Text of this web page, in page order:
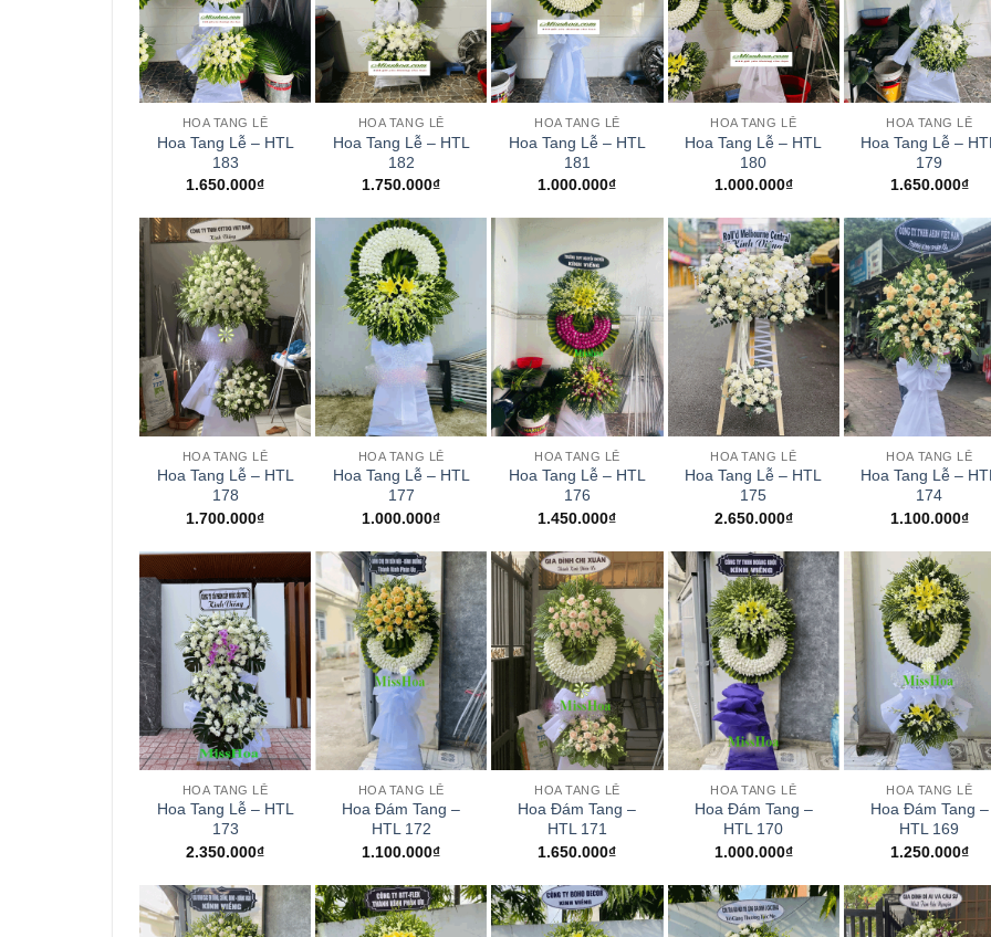
+
HOA TANG LỄ
Hoa Tang Lễ – HTL
183
1.650.000₫
+
HOA TANG LỄ
Hoa Tang Lễ – HTL
182
1.750.000₫
+
HOA TANG LỄ
Hoa Tang Lễ – HTL
181
1.000.000₫
+
HOA TANG LỄ
Hoa Tang Lễ – HTL
180
1.000.000₫
+
HOA TANG LỄ
Hoa Tang Lễ –
179
1.650.000₫
+
HOA TANG LỄ
Hoa Tang Lễ – HTL
178
1.700.000₫
+
HOA TANG LỄ
Hoa Tang Lễ – HTL
177
1.000.000₫
+
HOA TANG LỄ
Hoa Tang Lễ – HTL
176
1.450.000₫
+
HOA TANG LỄ
Hoa Tang Lễ – HTL
175
2.650.000₫
+
HOA TANG LỄ
Hoa Tang Lễ –
174
1.100.000₫
+
HOA TANG LỄ
Hoa Tang Lễ – HTL
173
2.350.000₫
HOA TANG LỄ
Hoa Đám Tang –
HTL 172
1.100.000₫
+
HOA TANG LỄ
Hoa Đám Tang –
HTL 171
1.650.000₫
+
HOA TANG LỄ
Hoa Đám Tang –
HTL 170
1.000.000₫
+
HOA TANG LỄ
Hoa Đám Tang –
HTL 169
1.250.000₫